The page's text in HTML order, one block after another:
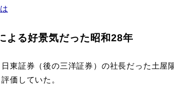
よる好景気だった昭和28年
東証券（後の三洋証券）の社長だった土屋
価していた。